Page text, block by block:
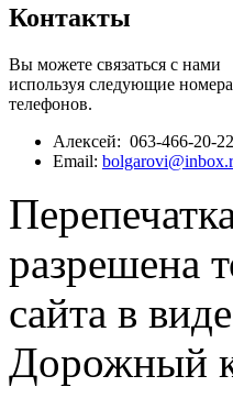
Контакты
Вы можете связаться с нами
используя следующие номера
телефонов.
Алексей: 063-466-20-22
Email:
разрешена
сайта в
Дорожный